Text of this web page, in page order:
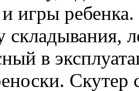
игры
складывания,
в
Скутер